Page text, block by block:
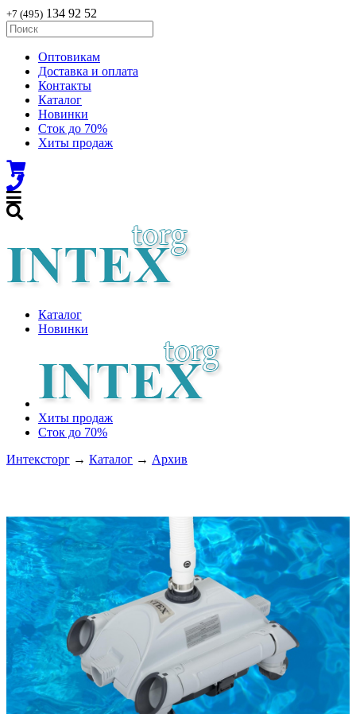
+7 (495) 134 92 52
Оптовикам
Доставка и оплата
Контакты
Каталог
Новинки
Сток до 70%
Хиты продаж
Каталог
Новинки
Хиты продаж
Сток до 70%
Интексторг → Каталог → Архив